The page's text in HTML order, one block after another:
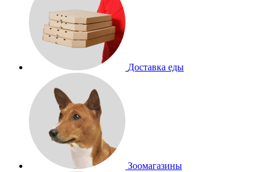
Доставка еды
Зоомагазины